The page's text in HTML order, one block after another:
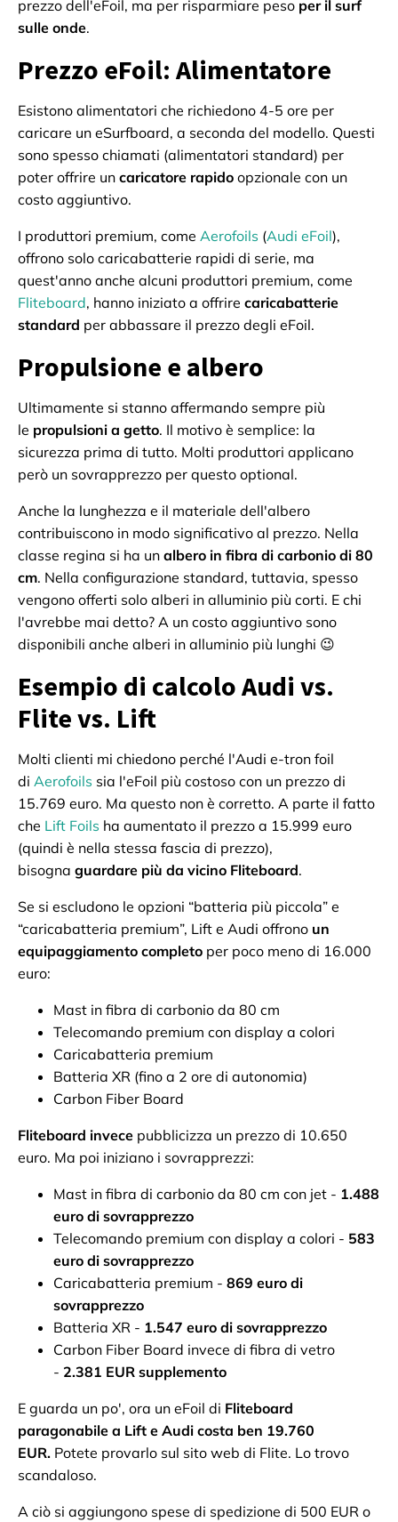
prezzo dell'eFoil, ma per risparmiare peso per il surf
sulle onde.
Prezzo eFoil: Alimentatore
Esistono alimentatori che richiedono 4-5 ore per
caricare un eSurfboard, a seconda del modello. Questi
sono spesso chiamati (alimentatori standard) per
poter offrire un caricatore rapido opzionale con un
costo aggiuntivo.
I produttori premium, come Aerofoils (Audi eFoil),
offrono solo caricabatterie rapidi di serie, ma
quest'anno anche alcuni produttori premium, come
Fliteboard, hanno iniziato a offrire caricabatterie
standard per abbassare il prezzo degli eFoil.
Propulsione e albero
Ultimamente si stanno affermando sempre più
le propulsioni a getto. Il motivo è semplice: la
sicurezza prima di tutto. Molti produttori applicano
però un sovrapprezzo per questo optional.
Anche la lunghezza e il materiale dell'albero
contribuiscono in modo significativo al prezzo. Nella
classe regina si ha un albero in fibra di carbonio di 80
cm. Nella configurazione standard, tuttavia, spesso
vengono offerti solo alberi in alluminio più corti. E chi
l'avrebbe mai detto? A un costo aggiuntivo sono
disponibili anche alberi in alluminio più lunghi 😉
Esempio di calcolo Audi vs.
Flite vs. Lift
Molti clienti mi chiedono perché l'Audi e-tron foil
di Aerofoils sia l'eFoil più costoso con un prezzo di
15.769 euro. Ma questo non è corretto. A parte il fatto
che Lift Foils ha aumentato il prezzo a 15.999 euro
(quindi è nella stessa fascia di prezzo),
bisogna guardare più da vicino Fliteboard.
Se si escludono le opzioni “batteria più piccola” e
“caricabatteria premium”, Lift e Audi offrono un
equipaggiamento completo per poco meno di 16.000
euro:
Mast in fibra di carbonio da 80 cm
Telecomando premium con display a colori
Caricabatteria premium
Batteria XR (fino a 2 ore di autonomia)
Carbon Fiber Board
Fliteboard invece pubblicizza un prezzo di 10.650
euro. Ma poi iniziano i sovrapprezzi:
Mast in fibra di carbonio da 80 cm con jet - 1.488
euro di sovrapprezzo
Telecomando premium con display a colori - 583
euro di sovrapprezzo
Caricabatteria premium - 869 euro di
sovrapprezzo
Batteria XR - 1.547 euro di sovrapprezzo
Carbon Fiber Board invece di fibra di vetro
- 2.381 EUR supplemento
E guarda un po', ora un eFoil di Fliteboard
paragonabile a Lift e Audi costa ben 19.760
EUR. Potete provarlo sul sito web di Flite. Lo trovo
scandaloso.
A ciò si aggiungono spese di spedizione di 500 EUR o